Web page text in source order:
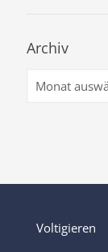
Archiv
Voltigieren